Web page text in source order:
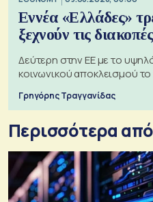
Εννέα «Ελλάδες»
ξεχνούν τις διακοπές
Δεύτερη στην ΕΕ με το
κοινωνικού αποκλεισμού
Γρηγόρης Τραγγανίδας
Περισσότερα